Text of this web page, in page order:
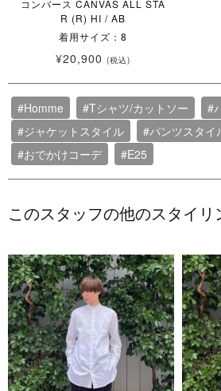
コンバース CANVAS ALL STA
R (R) HI / AB
着用サイズ：8
¥20,900 (税込)
#Homme #Tシャツ/カットソー
#
#ジャケットスタイル
#パンツスタイ
#おでかけコーデ
#E25
このスタッフの他のスタイリ